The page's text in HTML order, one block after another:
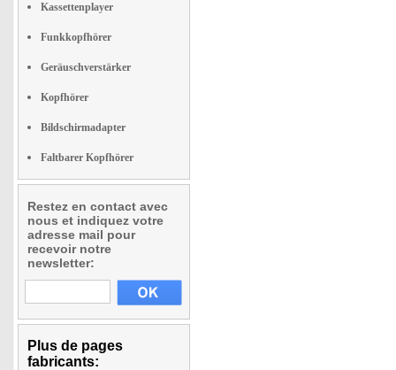
Kassettenplayer
Funkkopfhörer
Geräuschverstärker
Kopfhörer
Bildschirmadapter
Faltbarer Kopfhörer
Restez en contact avec
nous et indiquez votre
adresse mail pour
recevoir notre
newsletter:
Plus de pages
fabricants: